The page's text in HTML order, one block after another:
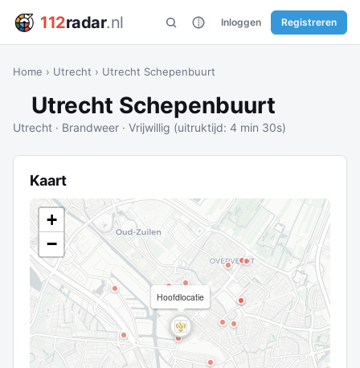
112radar.nl Inloggen Registreren
Home › Utrecht › Utrecht Schepenbuurt
Utrecht Schepenbuurt
Utrecht · Brandweer · Vrijwillig (uitruktijd: 4 min 30s)
Kaart
Hoofdlocatie
+
−